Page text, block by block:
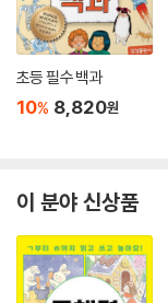
초등 필수 백과
10% 8,820원
이 분야 신상품